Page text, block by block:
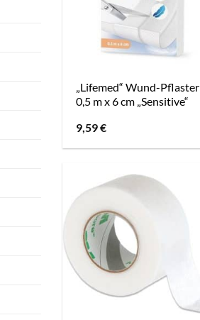
„Lifemed“ Wund-Pflaster
0,5 m x 6 cm „Sensitive“
9,59€